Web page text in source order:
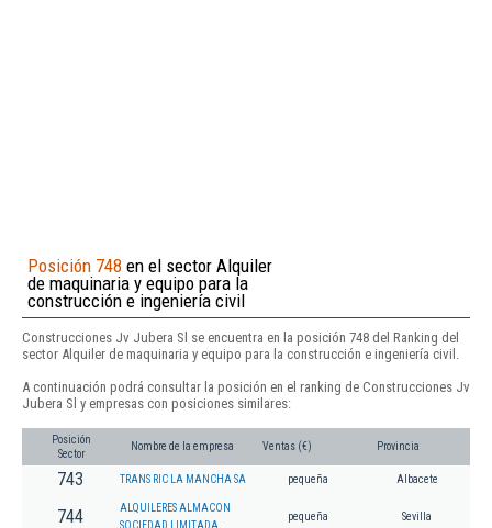
Posición 748 en el sector Alquiler
de maquinaria y equipo para la
construcción e ingeniería civil
Construcciones Jv Jubera Sl se encuentra en la posición 748 del Ranking del
sector Alquiler de maquinaria y equipo para la construcción e ingeniería civil.
A continuación podrá consultar la posición en el ranking de Construcciones Jv
Jubera Sl y empresas con posiciones similares:
Posición
Sector
Nombre de la empresa Ventas (€) Provincia
743 TRANS RIC LA MANCHA SA pequeña Albacete
744
ALQUILERES ALMACON
SOCIEDAD LIMITADA.
pequeña Sevilla